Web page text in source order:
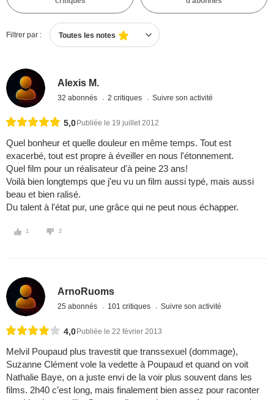
Filtrer par : Toutes les notes
Alexis M.
32 abonnés 2 critiques Suivre son activité
5,0 Publiée le 19 juillet 2012
Quel bonheur et quelle douleur en même temps. Tout est
exacerbé, tout est propre à éveiller en nous l'étonnement.
Quel film pour un réalisateur d'à peine 23 ans!
Voilà bien longtemps que j'eu vu un film aussi typé, mais aussi
beau et bien ralisé.
Du talent à l'état pur, une grâce qui ne peut nous échapper.
1 2
ArnoRuoms
25 abonnés 101 critiques Suivre son activité
4,0 Publiée le 22 février 2013
Melvil Poupaud plus travestit que transsexuel (dommage),
Suzanne Clément vole la vedette à Poupaud et quand on voit
Nathalie Baye, on a juste envi de la voir plus souvent dans les
films. 2h40 c’est long, mais finalement bien assez pour raconter